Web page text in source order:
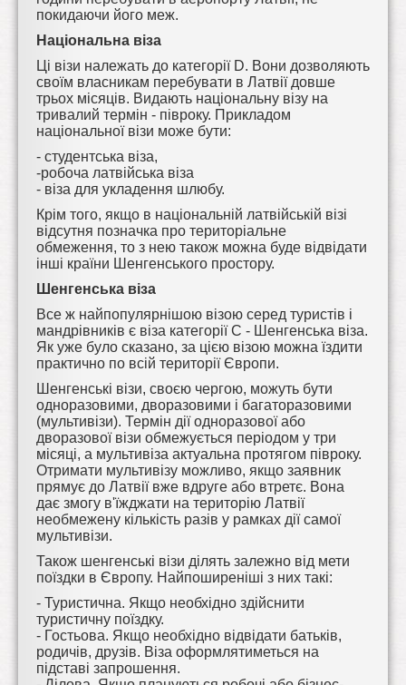
покидаючи його меж.
Національна віза
Ці візи належать до категорії D. Вони дозволяють
своїм власникам перебувати в Латвії довше
трьох місяців. Видають національну візу на
тривалий термін - півроку. Прикладом
національної візи може бути:
- студентська віза,
-робоча латвійська віза
- віза для укладення шлюбу.
Крім того, якщо в національній латвійській візі
відсутня позначка про територіальне
обмеження, то з нею також можна буде відвідати
інші країни Шенгенського простору.
Шенгенська віза
Все ж найпопулярнішою візою серед туристів і
мандрівників є віза категорії С - Шенгенська віза.
Як уже було сказано, за цією візою можна їздити
практично по всій території Європи.
Шенгенські візи, своєю чергою, можуть бути
одноразовими, дворазовими і багаторазовими
(мультивізи). Термін дії одноразової або
дворазової візи обмежується періодом у три
місяці, а мультивіза актуальна протягом півроку.
Отримати мультивізу можливо, якщо заявник
прямує до Латвії вже вдруге або втретє. Вона
дає змогу в'їжджати на територію Латвії
необмежену кількість разів у рамках дії самої
мультивізи.
Також шенгенські візи ділять залежно від мети
поїздки в Європу. Найпоширеніші з них такі:
- Туристична. Якщо необхідно здійснити
туристичну поїздку.
- Гостьова. Якщо необхідно відвідати батьків,
родичів, друзів. Віза оформлятиметься на
підставі запрошення.